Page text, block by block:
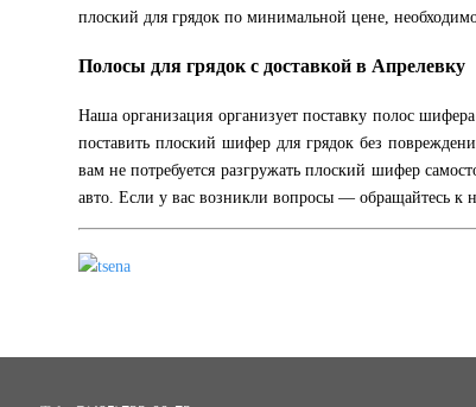
плоский для грядок по минимальной цене,
Полосы для грядок с доставкой в Апрелевку
Наша организация организует поставку полос
поставить плоский шифер для грядок без
вам не потребуется разгружать плоский шифер
авто. Если у вас возникли вопросы — обращайтесь к